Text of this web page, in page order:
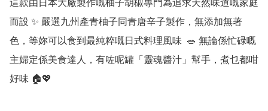
這款由日本大廠製作嘅柚子胡椒專門為追求天然味道嘅家庭
而設 ✨ 嚴選九州產青柚子同青唐辛子製作，無添加無著
色，等妳可以食到最純粹嘅日式料理風味  🥗 無論係忙碌嘅
主婦定係美食達人，有咗呢罐「靈魂醬汁」幫手，煮乜都咁
好味 🏠💖